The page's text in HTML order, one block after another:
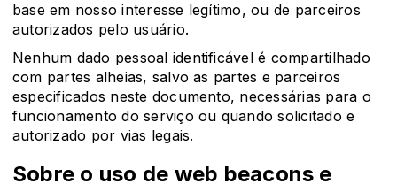
base em nosso interesse legítimo, ou de parceiros
autorizados pelo usuário.
Nenhum dado pessoal identificável é compartilhado
com partes alheias, salvo as partes e parceiros
especificados neste documento, necessárias para o
funcionamento do serviço ou quando solicitado e
autorizado por vias legais.
Sobre o uso de web beacons e